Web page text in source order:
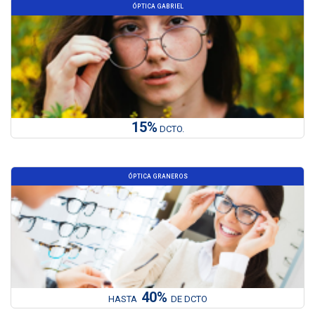
ÓPTICA GABRIEL
15% DCTO.
ÓPTICA GRANEROS
HASTA 40% DE DCTO